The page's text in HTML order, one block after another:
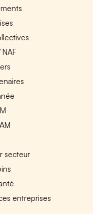
secteur
entreprises